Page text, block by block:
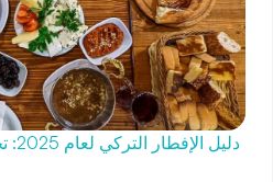
دليل الإفطار التركي لعام 2025: تجربة لا تُنسى للسياح العرب